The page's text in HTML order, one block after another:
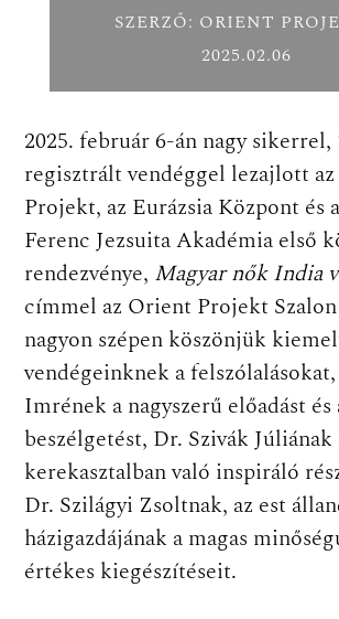
SZERZŐ: ORIENT
2025.02.06
2025. február 6-án nagy sikerrel,
regisztrált vendéggel lezajlott
Projekt, az Eurázsia Központ és
Ferenc Jezsuita Akadémia első
rendezvénye, Magyar nők India
címmel az Orient Projekt
nagyon szépen köszönjük
vendégeinknek a
Imrének a nagyszerű előadást és
beszélgetést, Dr. Szivák Júliának
kerekasztalban való inspiráló
Dr. Szilágyi Zsoltnak, az est
házigazdájának a magas
értékes kiegészítéseit.